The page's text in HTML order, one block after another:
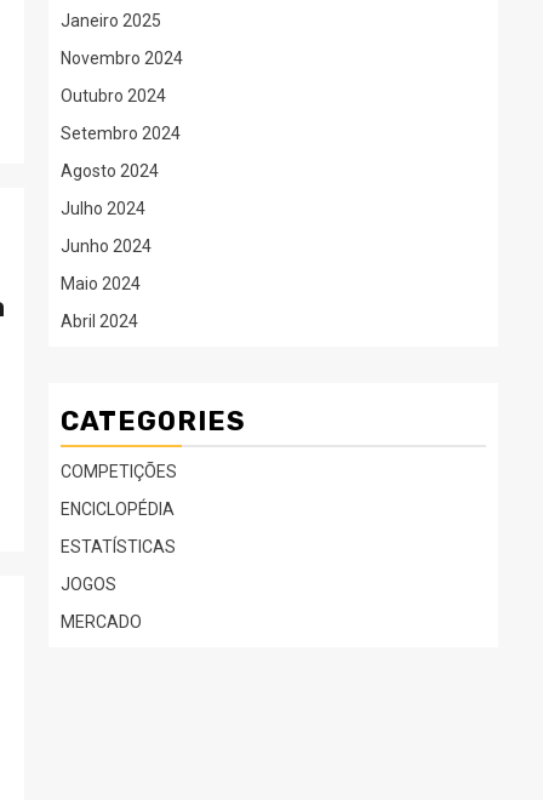
Janeiro 2025
Novembro 2024
Outubro 2024
Setembro 2024
Agosto 2024
Julho 2024
Junho 2024
Maio 2024
Abril 2024
CATEGORIES
COMPETIÇÕES
ENCICLOPÉDIA
ESTATÍSTICAS
JOGOS
MERCADO